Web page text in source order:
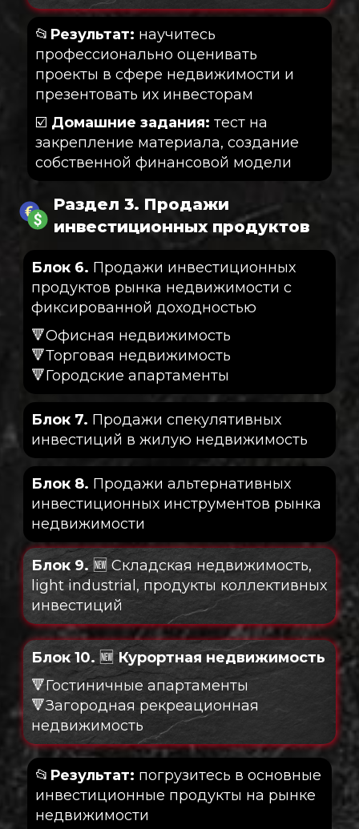
📂 Результат: научитесь
профессионально оценивать
проекты в сфере недвижимости и
презентовать их инвесторам
☑️ Домашние задания: тест на
закрепление материала, создание
собственной финансовой модели
Раздел 3. Продажи
инвестиционных продуктов
Блок 6. Продажи инвестиционных
продуктов рынка недвижимости с
фиксированной доходностью
🔻Офисная недвижимость
🔻Торговая недвижимость
🔻Городские апартаменты
Блок 7. Продажи спекулятивных
инвестиций в жилую недвижимость
Блок 8. Продажи альтернативных
инвестиционных инструментов рынка
недвижимости
Блок 9.🆕 Складская недвижимость,
light industrial, продукты коллективных
инвестиций
Блок 10. 🆕Курортная недвижимость
🔻Гостиничные апартаменты
🔻Загородная рекреационная
недвижимость
📂 Результат: погрузитесь в основные
инвестиционные продукты на рынке
недвижимости